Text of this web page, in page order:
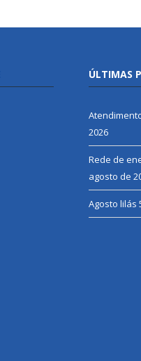
ÚLTIMAS
2026
Rede de
agosto de
Agosto lilás